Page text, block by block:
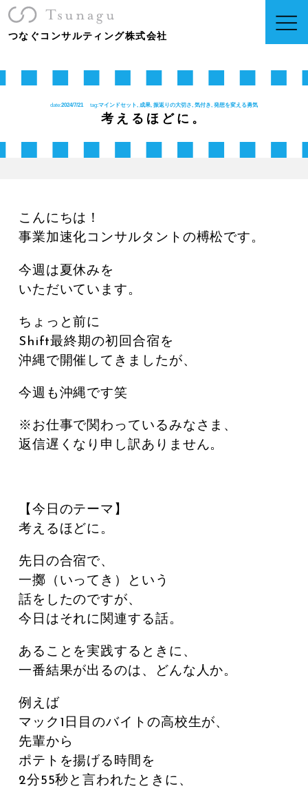
つなぐコンサルティング株式会社
date:2024/7/21 tag:マインドセット, 成果, 振返りの大切さ, 気付き, 発想を変える勇気
考えるほどに。
こんにちは！
事業加速化コンサルタントの榑松です。
今週は夏休みを
いただいています。
ちょっと前に
Shift最終期の初回合宿を
沖縄で開催してきましたが、
今週も沖縄です笑
※お仕事で関わっているみなさま、
返信遅くなり申し訳ありません。
【今日のテーマ】
考えるほどに。
先日の合宿で、
一擲（いってき）という
話をしたのですが、
今日はそれに関連する話。
あることを実践するときに、
一番結果が出るのは、どんな人か。
例えば
マック1日目のバイトの高校生が、
先輩から
ポテトを揚げる時間を
2分55秒と言われたときに、